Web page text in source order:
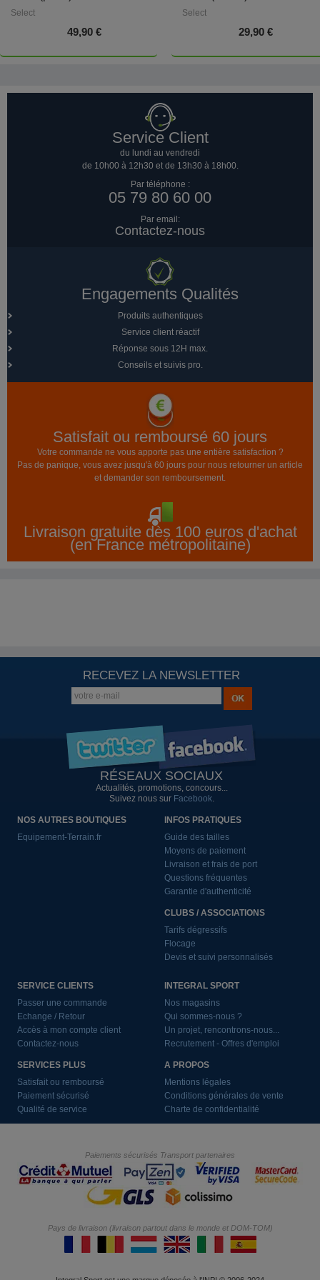
Select
49,90 €
Select
29,90 €
Service Client
du lundi au vendredi
de 10h00 à 12h30 et de 13h30 à 18h00.
Par téléphone :
05 79 80 60 00
Par email:
Contactez-nous
Engagements Qualités
Produits authentiques
Service client réactif
Réponse sous 12H max.
Conseils et suivis pro.
Satisfait ou remboursé 60 jours
Votre commande ne vous apporte pas une entière satisfaction ?
Pas de panique, vous avez jusqu'à 60 jours pour nous retourner un article
et demander son remboursement.
Livraison gratuite dès 100 euros d'achat
(en France métropolitaine)
RECEVEZ LA NEWSLETTER
RÉSEAUX SOCIAUX
Actualités, promotions, concours...
Suivez nous sur Facebook.
NOS AUTRES BOUTIQUES
Equipement-Terrain.fr
INFOS PRATIQUES
Guide des tailles
Moyens de paiement
Livraison et frais de port
Questions fréquentes
Garantie d'authenticité
CLUBS / ASSOCIATIONS
Tarifs dégressifs
Flocage
Devis et suivi personnalisés
SERVICE CLIENTS
Passer une commande
Echange / Retour
Accès à mon compte client
Contactez-nous
SERVICES PLUS
Satisfait ou remboursé
Paiement sécurisé
Qualité de service
INTEGRAL SPORT
Nos magasins
Qui sommes-nous ?
Un projet, rencontrons-nous...
Recrutement - Offres d'emploi
A PROPOS
Mentions légales
Conditions générales de vente
Charte de confidentialité
Paiements sécurisés Transport partenaires
Pays de livraison (livraison partout dans le monde et DOM-TOM)